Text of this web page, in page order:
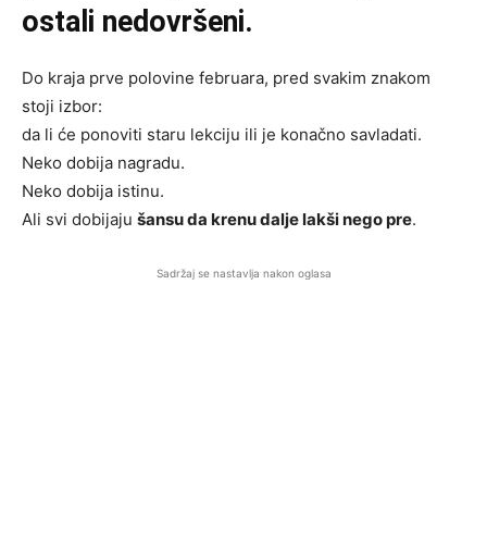
ostali nedovršeni.
Do kraja prve polovine februara, pred svakim znakom
stoji izbor:
da li će ponoviti staru lekciju ili je konačno savladati.
Neko dobija nagradu.
Neko dobija istinu.
Ali svi dobijaju šansu da krenu dalje lakši nego pre.
Sadržaj se nastavlja nakon oglasa